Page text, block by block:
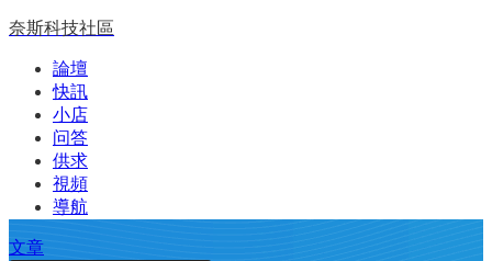
奈斯科技社區
論壇
快訊
小店
问答
供求
視頻
導航
文章